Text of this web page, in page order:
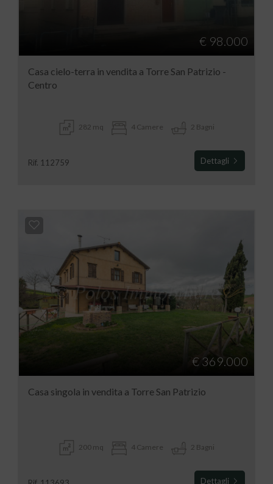
€ 98.000
Casa cielo-terra in vendita a Torre San Patrizio -
Centro
282 mq 4 Camere 2 Bagni
Rif. 112759 Dettagli
€ 369.000
Casa singola in vendita a Torre San Patrizio
200 mq 4 Camere 2 Bagni
Dettagli